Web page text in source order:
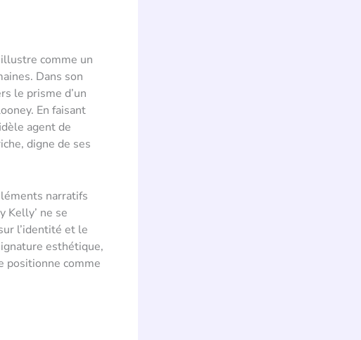
comme un
Dans son
le prisme d’un
En faisant
agent de
digne de ses
narratifs
Kelly’ ne se
l’identité et le
esthétique,
positionne comme